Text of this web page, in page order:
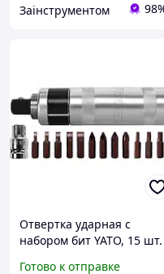
Заінструментом
Отвертка ударная с
набором бит YATO, 15 шт.
Готово к отправке